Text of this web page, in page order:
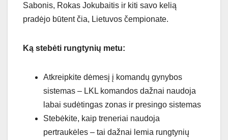
Sabonis, Rokas Jokubaitis ir kiti savo kelią
pradėjo būtent čia, Lietuvos čempionate.
Ką stebėti rungtynių metu:
Atkreipkite dėmesį į komandų gynybos
sistemas – LKL komandos dažnai naudoja
labai sudėtingas zonas ir presingo sistemas
Stebėkite, kaip treneriai naudoja
pertraukėles – tai dažnai lemia rungtynių